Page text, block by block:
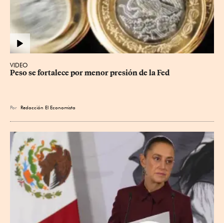
VIDEO
Peso se fortalece por menor presión de la Fed
Por Redacción El Economista